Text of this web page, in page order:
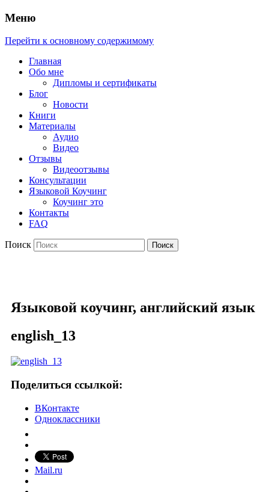
Меню
Перейти к основному содержимому
Главная
Обо мне
Дипломы и сертификаты
Блог
Новости
Книги
Материалы
Аудио
Видео
Отзывы
Видеоотзывы
Консультации
Языковой Коучинг
Коучинг это
Контакты
FAQ
Поиск
Языковой коучинг, английский язык
english_13
Поделиться ссылкой:
ВКонтакте
Одноклассники
Mail.ru